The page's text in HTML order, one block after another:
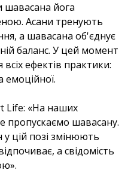
шавасана йога
Асани тренують
а шавасана об'єднує
баланс. У цей момент
всіх ефектів практики:
емоційної.
Life: «На наших
пропускаємо шавасану.
у цій позі змінюють
а свідомість